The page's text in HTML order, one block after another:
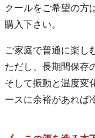
クールをご希望の方
購入下さい。
ご家庭で普通に楽し
ただし、長期間保存
そして振動と温度変
ースに余裕があれば